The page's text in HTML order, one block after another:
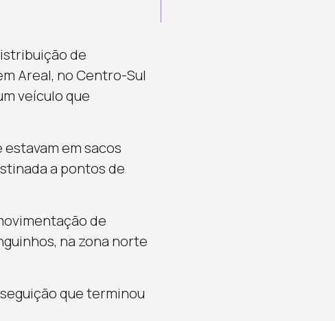
de
Areal, no Centro-Sul
veículo que
em sacos
a pontos de
de
na zona norte
que terminou